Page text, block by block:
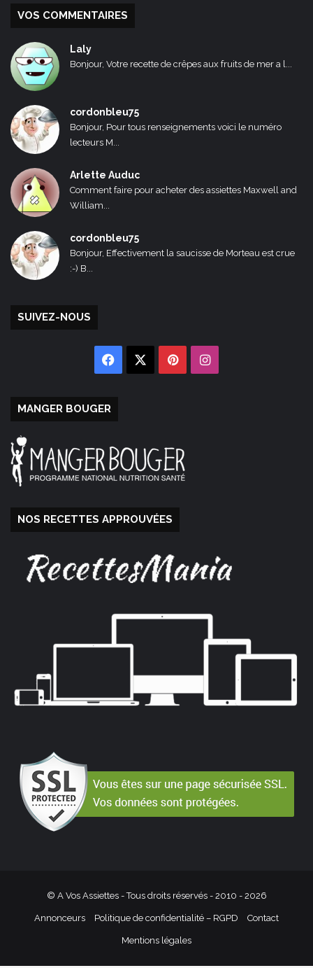
VOS COMMENTAIRES
Laly
Bonjour, Votre recette de crêpes aux fruits de mer a l...
cordonbleu75
Bonjour, Pour tous renseignements voici le numéro
lecteurs M...
Arlette Auduc
Comment faire pour acheter des assiettes Maxwell and
William...
cordonbleu75
Bonjour, Effectivement la saucisse de Morteau est crue
:-) B...
SUIVEZ-NOUS
Facebook PinterestInstagram
MANGER BOUGER
NOS RECETTES APPROUVÉES
© A Vos Assiettes - Tous droits réservés - 2010 - 2026
Annonceurs Politique de confidentialité – RGPD Contact
Mentions légales